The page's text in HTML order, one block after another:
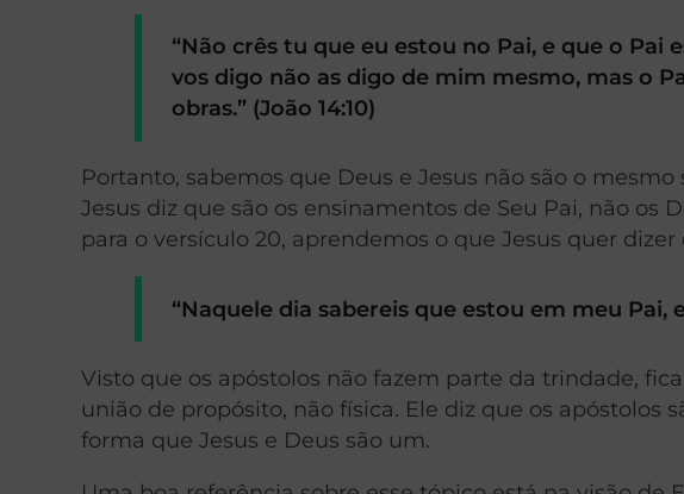
“Não crês tu que eu estou no Pai, e que o Pai
vos digo não as digo de mim mesmo, mas o
obras.” (João 14:10)
Portanto, sabemos que Deus e Jesus não são o
Jesus diz que são os ensinamentos de Seu Pai, não os
para o versículo 20, aprendemos o que Jesus quer
“Naquele dia sabereis que estou em meu Pai,
Visto que os apóstolos não fazem parte da trindade,
união de propósito, não física. Ele diz que os apóstolos
forma que Jesus e Deus são um.